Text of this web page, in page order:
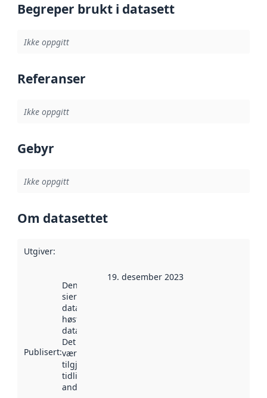
Begreper brukt i datasett
Ikke oppgitt
Referanser
Ikke oppgitt
Gebyr
Ikke oppgitt
Om datasettet
Utgiver:
Publisert:
Denne datoen
sier når
datasettet ble
høstet av
data.norge.no.
Det kan ha
vært
tilgjengelig
tidligere
andre steder.
19. desember 2023